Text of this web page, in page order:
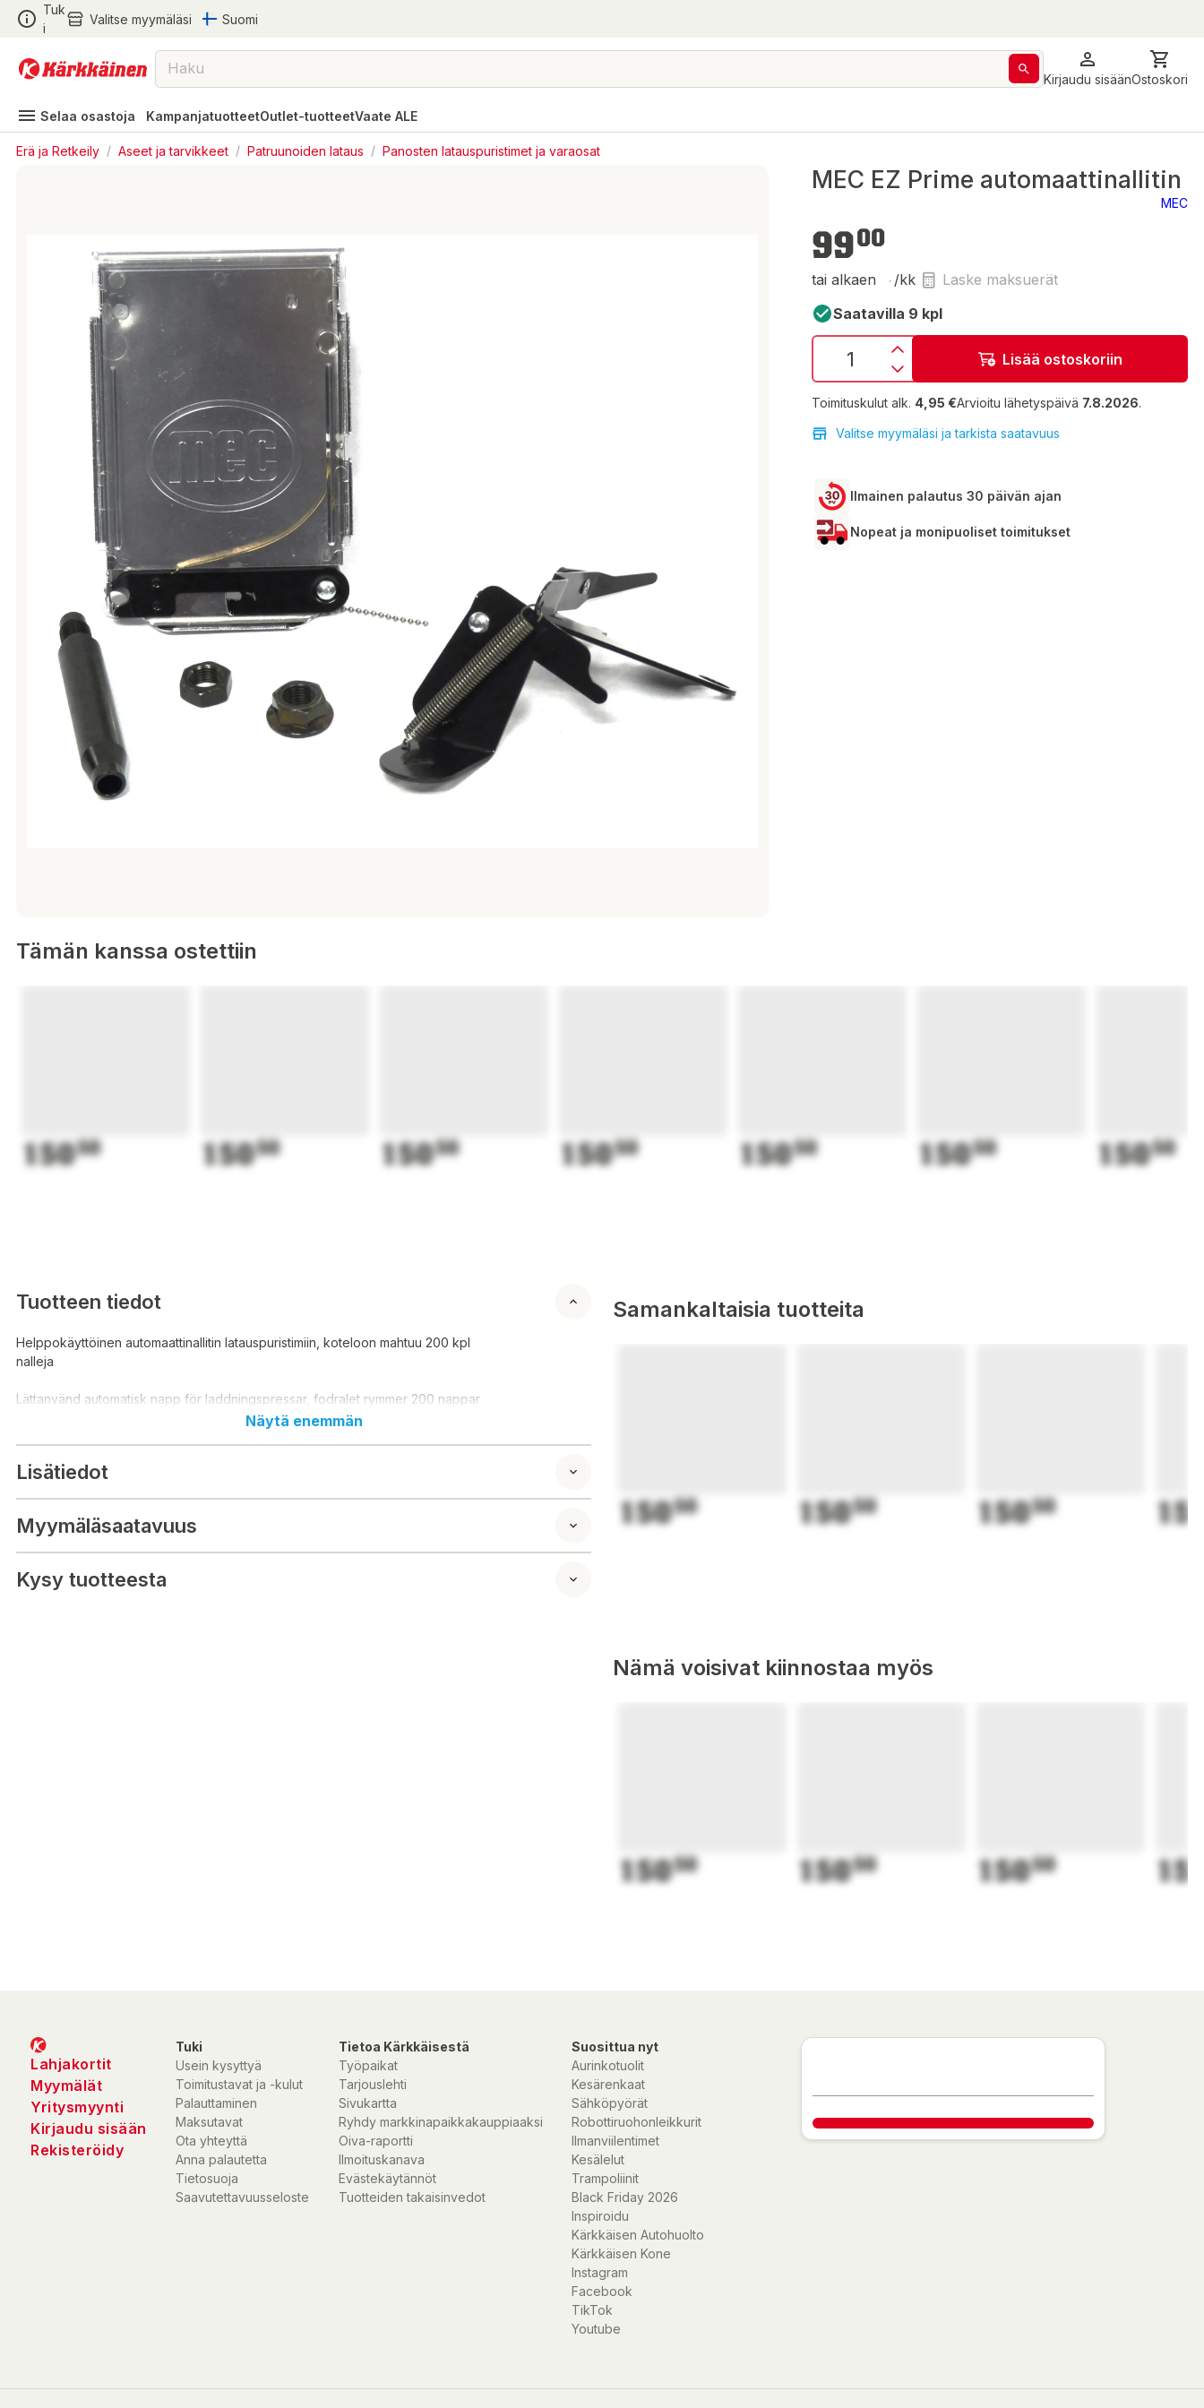
Tuk
i
Valitse myymäläsi Suomi
Kirjaudu sisäänOstoskori
Selaa osastoja KampanjatuotteetOutlet-tuotteetVaate ALE
Erä ja Retkeily / Aseet ja tarvikkeet / Patruunoiden lataus / Panosten latauspuristimet ja varaosat
MEC EZ Prime automaattinallitin
MEC
9900
tai alkaen /kk
Laske maksuerät
Saatavilla 9 kpl
Lisää ostoskoriin
Toimituskulut alk. 4,95 €Arvioitu lähetyspäivä 7.8.2026.
Valitse myymäläsi ja tarkista saatavuus
Ilmainen palautus 30 päivän ajan
Nopeat ja monipuoliset toimitukset
Tämän kanssa ostettiin
15050 15050 15050 15050 15050 15050 15050
Tuotteen tiedot
Helppokäyttöinen automaattinallitin latauspuristimiin, koteloon mahtuu 200 kpl
nalleja
Lättanvänd automatisk napp för laddningspressar, fodralet rymmer 200 nappar
Näytä enemmän
Lisätiedot
Myymäläsaatavuus
Kysy tuotteesta
Samankaltaisia tuotteita
15050 15050 15050
Nämä voisivat kiinnostaa myös
15050 15050 15050
Lahjakortit
Myymälät
Yritysmyynti
Kirjaudu sisään
Rekisteröidy
Tuki
Usein kysyttyä
Toimitustavat ja -kulut
Palauttaminen
Maksutavat
Ota yhteyttä
Anna palautetta
Tietosuoja
Saavutettavuusseloste
Tietoa Kärkkäisestä
Työpaikat
Tarjouslehti
Sivukartta
Ryhdy markkinapaikkakauppiaaksi
Oiva-raportti
Ilmoituskanava
Evästekäytännöt
Tuotteiden takaisinvedot
Suosittua nyt
Aurinkotuolit
Kesärenkaat
Sähköpyörät
Robottiruohonleikkurit
Ilmanviilentimet
Kesälelut
Trampoliinit
Black Friday 2026
Inspiroidu
Kärkkäisen Autohuolto
Kärkkäisen Kone
Instagram
Facebook
TikTok
Youtube